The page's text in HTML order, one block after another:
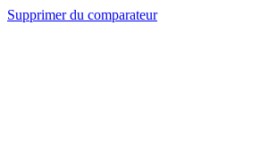
Supprimer du comparateur